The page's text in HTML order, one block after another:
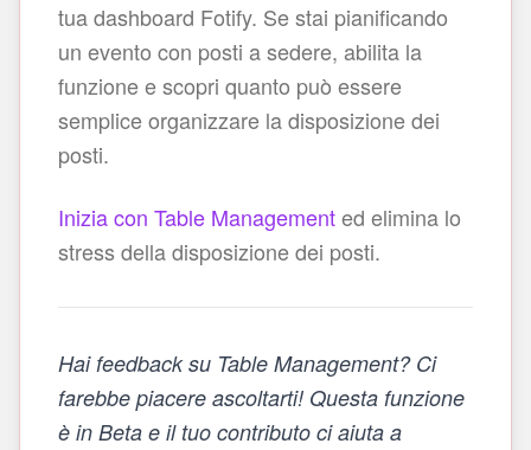
tua dashboard Fotify. Se stai pianificando
un evento con posti a sedere, abilita la
funzione e scopri quanto può essere
semplice organizzare la disposizione dei
posti.
Inizia con Table Managemented elimina lo
stress della disposizione dei posti.
Hai feedback su Table Management? Ci
farebbe piacere ascoltarti! Questa funzione
è in Beta e il tuo contributo ci aiuta a